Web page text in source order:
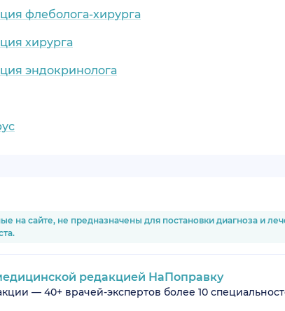
флеболога-хирурга
хирурга
эндокринолога
на сайте, не предназначены для постановки диагноза и
редакцией НаПоправку
— 40+ врачей-экспертов более 10